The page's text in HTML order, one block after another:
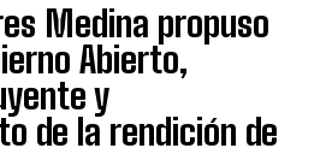
Medina propuso
Abierto,
y
de la rendición de